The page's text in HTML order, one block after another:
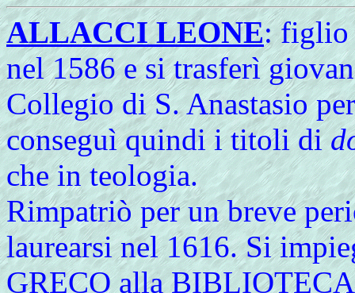
ALLACCI LEONE: figlio
nel 1586 e si trasferì
Collegio di S. Anastasio
conseguì quindi i titoli di
che in teologia.
Rimpatriò per un breve
laurearsi nel 1616. Si
GRECO alla